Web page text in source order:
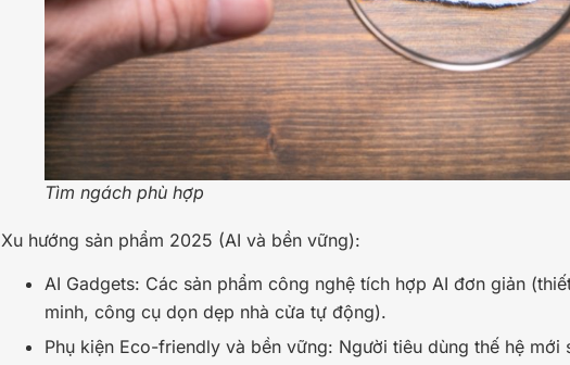
Tìm ngách phù hợp
Xu hướng sản phẩm 2025 (AI và bền vững):
AI Gadgets: Các sản phẩm công nghệ tích hợp AI đơn giản
minh, công cụ dọn dẹp nhà cửa tự động).
Phụ kiện Eco-friendly và bền vững: Người tiêu dùng thế hệ mới